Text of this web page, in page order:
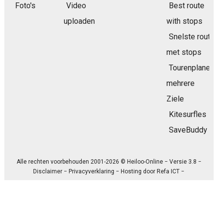
Foto's
Video
uploaden
Best route
with stops
Snelste route
met stops
Tourenplaner
mehrere
Ziele
Kitesurfles
SaveBuddy
Alle rechten voorbehouden 2001-2026 © Heiloo-Online − Versie 3.8 −
Disclaimer −Privacyverklaring − Hosting doorRefa ICT −